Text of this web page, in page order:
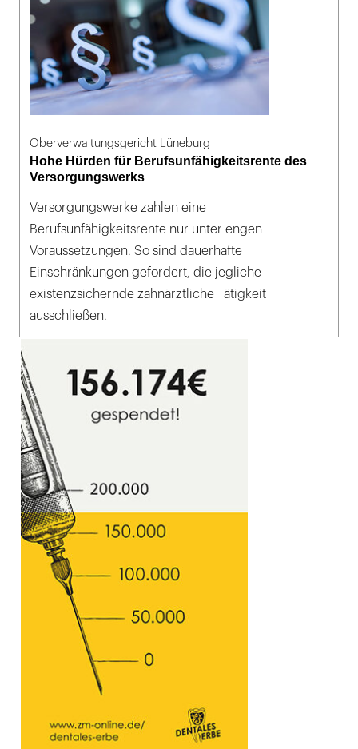
Oberverwaltungsgericht Lüneburg
Hohe Hürden für Berufsunfähigkeitsrente des
Versorgungswerks
Versorgungswerke zahlen eine
Berufsunfähigkeitsrente nur unter engen
Voraussetzungen. So sind dauerhafte
Einschränkungen gefordert, die jegliche
existenzsichernde zahnärztliche Tätigkeit
ausschließen.